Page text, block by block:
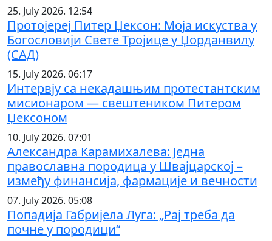
25. July 2026. 12:54
Протојереј Питер Џексон: Моја искуства у
Богословији Свете Тројице у Џорданвилу
(САД)
15. July 2026. 06:17
Интервју са некадашњим протестантским
мисионаром — свештеником Питером
Џексоном
10. July 2026. 07:01
Александра Карамихалева: Једна
православна породица у Швајцарској –
између финансија, фармације и вечности
07. July 2026. 05:08
Попадија Габријела Луга: „Рај треба да
почне у породици“